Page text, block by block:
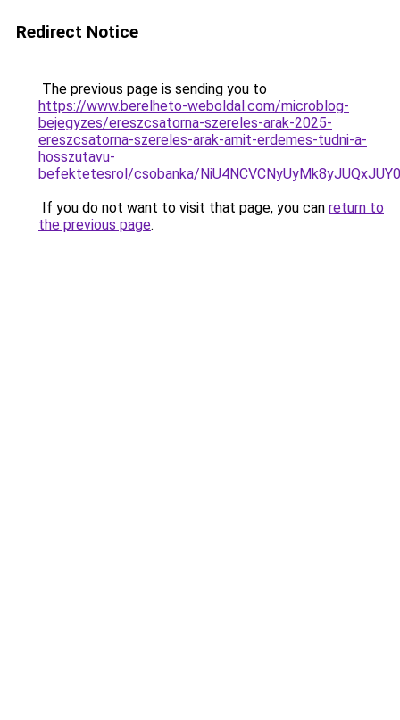
Redirect Notice
The previous page is sending you to
https://www.berelheto-weboldal.com/microblog-
bejegyzes/ereszcsatorna-szereles-arak-2025-
ereszcsatorna-szereles-arak-amit-erdemes-tudni-a-
hosszutavu-
befektetesrol/csobanka/
If you do not want to visit that page, you can return to
the previous page.